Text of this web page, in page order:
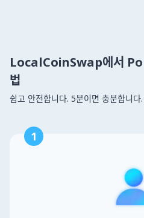
LocalCoinSwap에서
법
쉽고 안전합니다. 5분이면 충분합니다.
1